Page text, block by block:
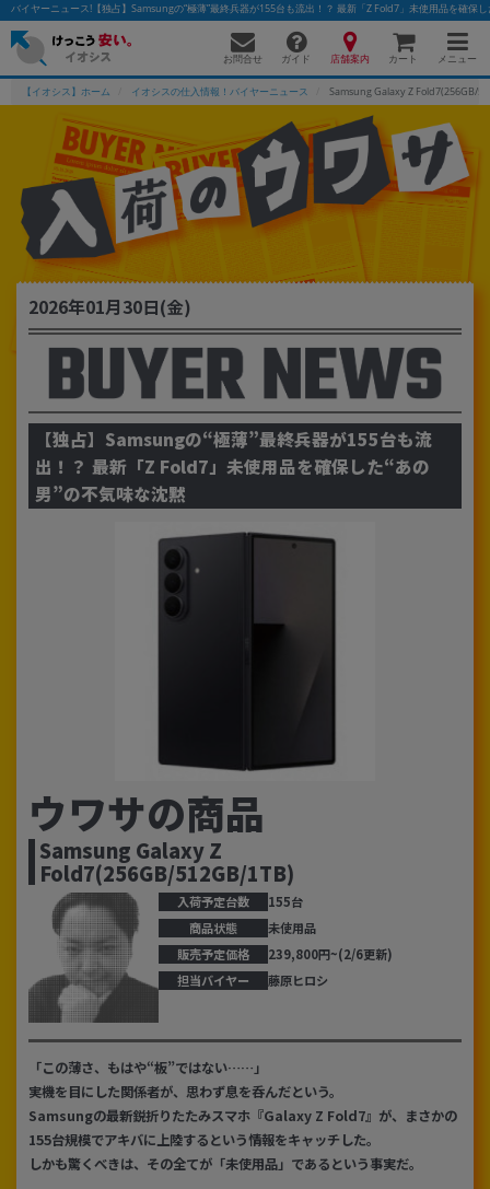
バイヤーニュース!【独占】Samsungの“極薄”最終兵器が155台も流出！？ 最新「Z Fold7」未使用品を確保
お問合せ ガイド 店舗案内 カート メニュー
【イオシス】ホーム イオシスの仕入情報！バイヤーニュース Samsung Galaxy Z Fold7(256GB/
2026年01月30日(金)
【独占】Samsungの“極薄”最終兵器が155台も流
出！？ 最新「Z Fold7」未使用品を確保した“あの
男”の不気味な沈黙
ウワサの商品
Samsung Galaxy Z
Fold7(256GB/512GB/1TB)
入荷予定台数 155台
商品状態 未使用品
販売予定価格 239,800円~(2/6更新)
担当バイヤー 藤原ヒロシ
「この薄さ、もはや“板”ではない……」
実機を目にした関係者が、思わず息を呑んだという。
Samsungの最新鋭折りたたみスマホ『Galaxy Z Fold7』が、まさかの
155台規模でアキバに上陸するという情報をキャッチした。
しかも驚くべきは、その全てが「未使用品」であるという事実だ。
かんたんパソコン検索に切り替える
フリーワード
除外ワード
人気の検索ワード：Let's noteEliteBookMacBook
カテゴリー
商品ジャンルの絞り込み
「スマートフォン」「タブレット」など
シリーズ
商品シリーズ名・ブランド名の絞り込み。
「iPhone」「Xperia」「Galaxy」など
「Apple」「SONY」「SHARP」など
「新品」「未使用」「中古」など
CPU
CPUの絞り込み
OSの絞り込み
容量
~
モニタサイズ